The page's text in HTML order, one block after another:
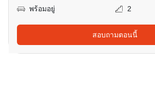
พร้อมอยู่
2
สอบถามตอนนี้